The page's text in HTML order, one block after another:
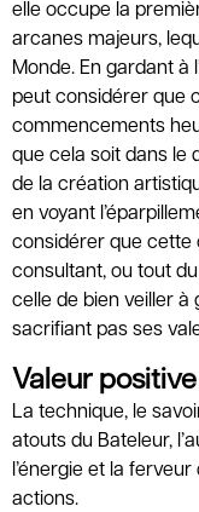
elle occupe la
arcanes majeurs,
Monde. En gardant à
peut considérer que
commencements
que cela soit dans le
de la création
en voyant
considérer que cette
consultant, ou tout
celle de bien veiller à
sacrifiant pas ses
Valeur positive
La technique, le
atouts du Bateleur,
l’énergie et la
actions.